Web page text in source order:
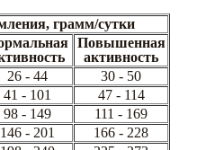
грамм/сутки
Повышенная
активность
26 - 44
30 - 50
41 - 101
47 - 114
98 - 149
111 - 169
146 - 201
166 - 228